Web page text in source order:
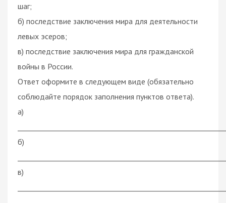
шаг;
б) последствие заключения мира для деятельности
левых эсеров;
в) последствие заключения мира для гражданской
войны в России.
Ответ оформите в следующем виде (обязательно
соблюдайте порядок заполнения пунктов ответа).
а)
б)
в)